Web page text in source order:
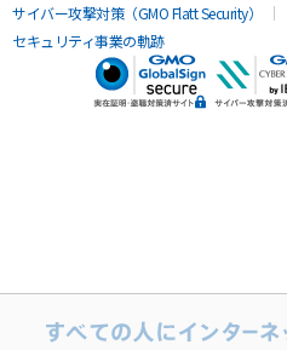
サイバー攻撃対策（GMO Flatt Security）
セキュリティ事業の軌跡